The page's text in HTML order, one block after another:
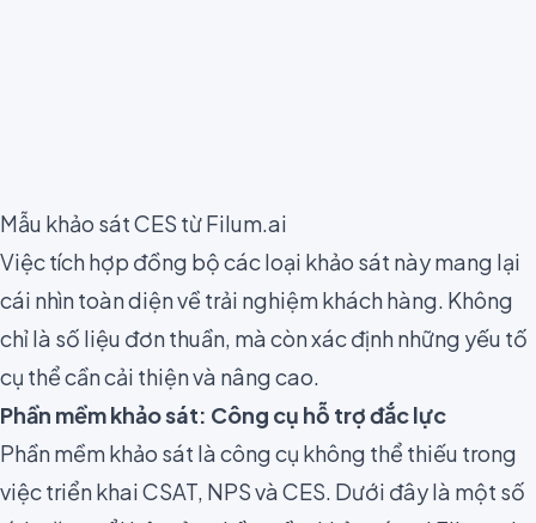
Mẫu khảo sát CES từ Filum.ai
Việc tích hợp đồng bộ các loại khảo sát này mang lại
cái nhìn toàn diện về trải nghiệm khách hàng. Không
chỉ là số liệu đơn thuần, mà còn xác định những yếu tố
cụ thể cần cải thiện và nâng cao.
Phần mềm khảo sát: Công cụ hỗ trợ đắc lực
Phần mềm khảo sát là công cụ không thể thiếu trong
việc triển khai CSAT, NPS và CES. Dưới đây là một số